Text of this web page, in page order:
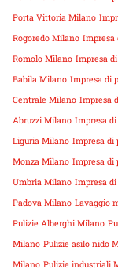
Porta Vittoria Milano
Rogoredo Milano Impresa
Romolo Milano Impresa
Babila Milano Impresa di
Centrale Milano Impresa
Abruzzi Milano Impresa
Liguria Milano Impresa di
Monza Milano Impresa di
Umbria Milano Impresa
Padova Milano Lavaggio
Pulizie Alberghi Milano
Milano Pulizie asilo nido
Milano Pulizie industriali